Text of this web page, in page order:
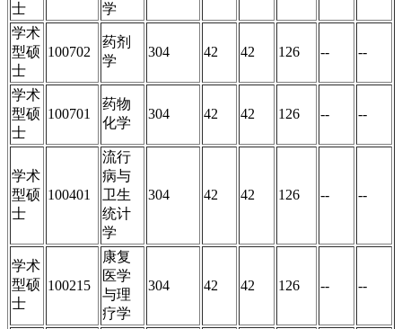
士
学
学术
型硕
士
100702
药剂
学
304 42 42 126 -- --
学术
型硕
士
100701
药物
化学
304 42 42 126 -- --
学术
型硕
士
100401
流行
病与
卫生
统计
学
304 42 42 126 -- --
学术
型硕
士
100215
康复
医学
与理
疗学
304 42 42 126 -- --